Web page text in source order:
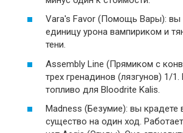
Vara's Favor (Помощь Вары): вы
единицу урона вампириком и
тени.
Assembly Line (Прямиком с
трех гренадинов (лязгунов) 1/
топливо для Bloodrite Kalis.
Madness (Безумие): вы крадете
существо на один ход.